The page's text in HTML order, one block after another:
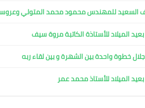
السعيد للمهندس محمود محمد المتولي
الميلاد للأستاذة الكاتبة مروة سيف
خطوة واحدة بين الشهرة و بين لقاء ربه
الميلاد للأستاذ محمد عمر